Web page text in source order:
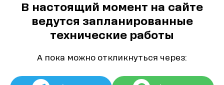
В настоящий момент на сайте
ведутся запланированные
технические работы
А пока можно откликнуться через: